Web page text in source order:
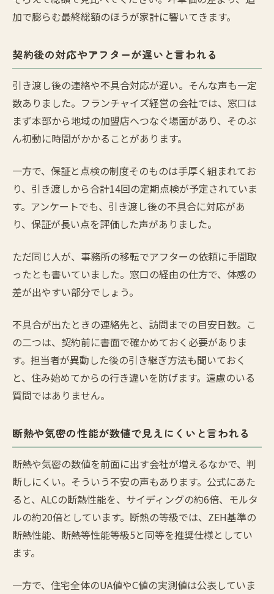
加で膨らむ最終総額のほうが家計に響いてきます。
契約後の対応やアフターが遅いと言われる
引き渡し後の連絡や不具合対応が遅い。そんな声も一定
数ありました。フランチャイズ経営の会社では、窓口は
まず本部から地域の加盟店へつなぐ場面があり、そのぶ
ん初動に時間がかかることがあります。
一方で、保証と点検の制度そのものは手厚く組まれてお
り、引き渡しから合計14回の定期点検が予定されていま
す。アンケートでも、引き渡し後の不具合に対応があ
り、保証が長い点を評価した声がありました。
ただ同じ人が、事務所の移転でアフターの依頼に手間取
ったとも書いていました。窓口の経由の仕方で、体感の
差が出やすい部分でしょう。
不具合が出たときの連絡先と、訪問までの目安日数。こ
の二つは、契約前に書面で確かめておく必要がありま
す。担当者が異動した後の引き継ぎ方法も聞いておく
と、住み始めてからの行き違いを防げます。遠慮のいる
質問ではありません。
断熱や気密の性能が数値で見えにくいと言われる
断熱や気密の数値を前面に出す会社が増えるなかで、判
断しにくい。そういう不安の声もあります。公式にあた
ると、ALCの断熱性能を、サイディングの約6倍、モルタ
ルの約20倍としています。断熱の等級では、ZEH基準の
断熱性能、断熱等性能等級5と同等を推奨仕様としてい
ます。
一方で、住宅全体のUA値やC値の実測値は公表していま